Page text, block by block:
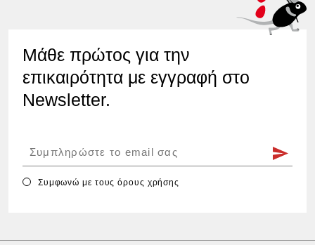
Μάθε πρώτος για την
επικαιρότητα με εγγραφή στο
Newsletter.
Συμφωνώ με τουςόρους χρήσης